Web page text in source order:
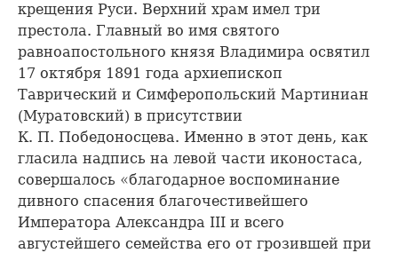
крещения Руси. Верхний храм имел три
престола. Главный во имя святого
равноапостольного князя Владимира освятил
17 октября 1891 года архиепископ
Таврический и Симферопольский Мартиниан
(Муратовский) в присутствии
К. П. Победоносцева. Именно в этот день, как
гласила надпись на левой части иконостаса,
совершалось «благодарное воспоминание
дивного спасения благочестивейшего
Императора Александра III и всего
августейшего семейства его от грозившей при